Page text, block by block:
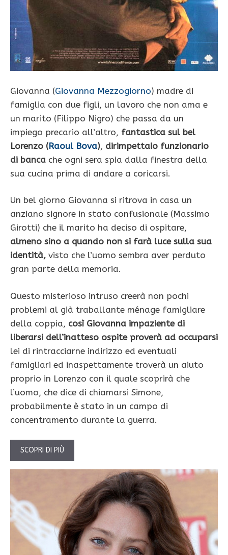
Giovanna (Giovanna Mezzogiorno) madre di
famiglia con due figli, un lavoro che non ama e
un marito (Filippo Nigro) che passa da un
impiego precario all’altro, fantastica sul bel
Lorenzo (Raoul Bova), dirimpettaio funzionario
di banca che ogni sera spia dalla finestra della
sua cucina prima di andare a coricarsi.
Un bel giorno Giovanna si ritrova in casa un
anziano signore in stato confusionale (Massimo
Girotti) che il marito ha deciso di ospitare,
almeno sino a quando non si farà luce sulla sua
identità, visto che l’uomo sembra aver perduto
gran parte della memoria.
Questo misterioso intruso creerà non pochi
problemi al già traballante ménage famigliare
della coppia, così Giovanna impaziente di
liberarsi dell’inatteso ospite proverà ad occuparsi
lei di rintracciarne indirizzo ed eventuali
famigliari ed inaspettamente troverà un aiuto
proprio in Lorenzo con il quale scoprirà che
l’uomo, che dice di chiamarsi Simone,
probabilmente è stato in un campo di
concentramento durante la guerra.
SCOPRI DI PIÙ